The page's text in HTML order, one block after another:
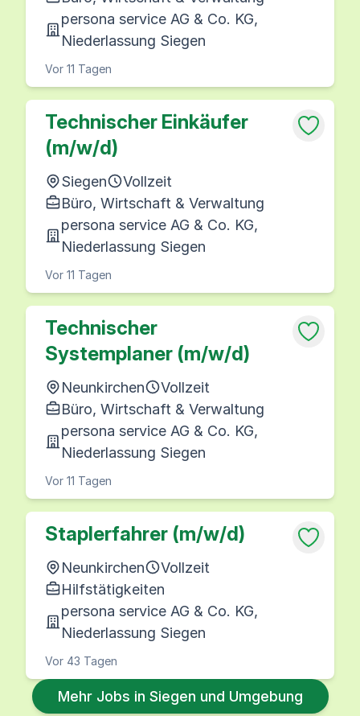
persona service AG & Co. KG,
Niederlassung Siegen
Vor 11 Tagen
Technischer Einkäufer
(m/w/d)
Siegen
Vollzeit
Büro, Wirtschaft & Verwaltung
persona service AG & Co. KG,
Niederlassung Siegen
Vor 11 Tagen
Technischer
Systemplaner (m/w/d)
Neunkirchen
Vollzeit
Büro, Wirtschaft & Verwaltung
persona service AG & Co. KG,
Niederlassung Siegen
Vor 11 Tagen
Staplerfahrer (m/w/d)
Neunkirchen
Vollzeit
Hilfstätigkeiten
persona service AG & Co. KG,
Niederlassung Siegen
Vor 43 Tagen
Mehr Jobs in Siegen und Umgebung